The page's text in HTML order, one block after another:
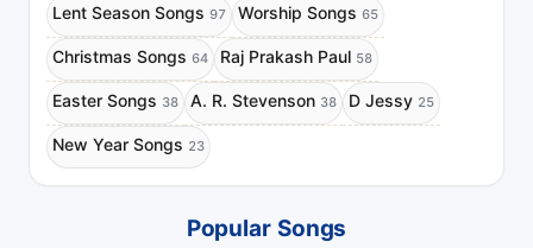
Lent Season Songs 97 Worship Songs 65
Christmas Songs 64 Raj Prakash Paul 58
Easter Songs 38 A. R. Stevenson 38 D Jessy 25
New Year Songs 23
Popular Songs